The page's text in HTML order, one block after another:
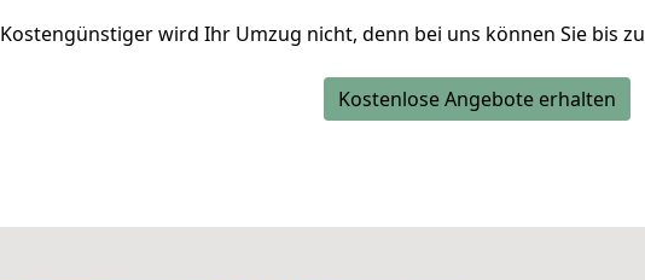
Kostengünstiger wird Ihr Umzug nicht, denn bei uns können Sie bis zu
Kostenlose Angebote erhalten